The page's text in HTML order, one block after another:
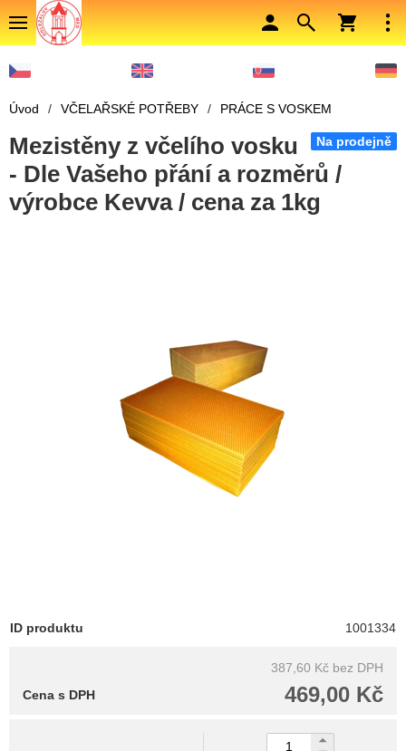
Úvod / VČELAŘSKÉ POTŘEBY / PRÁCE S VOSKEM
Na prodejně
Mezistěny z včelího vosku
- Dle Vašeho přání a rozměrů /
výrobce Kevva / cena za 1kg
ID produktu 1001334
387,60 Kč bez DPH
469,00 Kč
Cena s DPH